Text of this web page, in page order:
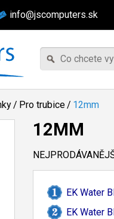
info@jscomputers.sk
/ Pro trubice/ 12mm
12MM
EK Water
EK Water